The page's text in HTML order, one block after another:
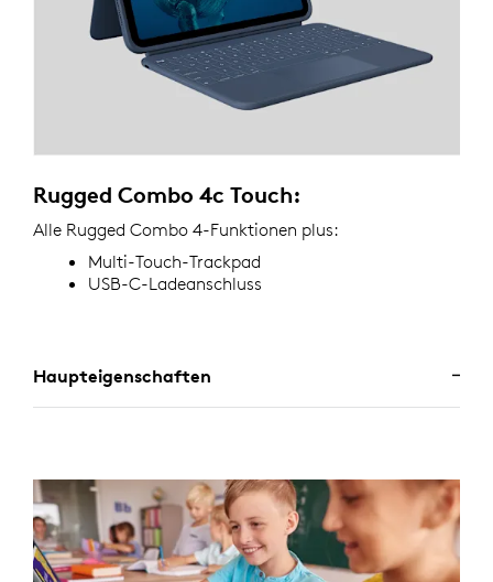
Rugged Combo 4c Touch:
Alle Rugged Combo 4-Funktionen plus:
Multi-Touch-Trackpad
USB-C-Ladeanschluss
Haupteigenschaften